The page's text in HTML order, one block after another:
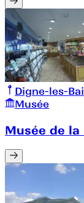
Digne-les-
Musée
Musée de la